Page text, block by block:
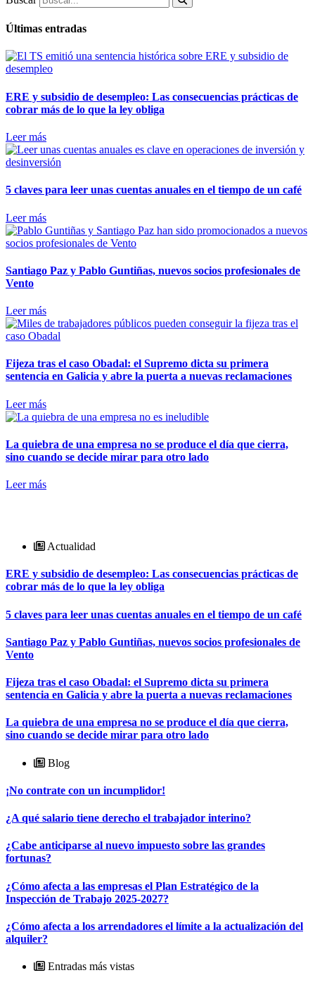
Últimas entradas
ERE y subsidio de desempleo: Las consecuencias prácticas de
cobrar más de lo que la ley obliga
Leer más
5 claves para leer unas cuentas anuales en el tiempo de un café
Leer más
Santiago Paz y Pablo Guntiñas, nuevos socios profesionales de
Vento
Leer más
Fijeza tras el caso Obadal: el Supremo dicta su primera
sentencia en Galicia y abre la puerta a nuevas reclamaciones
Leer más
La quiebra de una empresa no se produce el día que cierra,
sino cuando se decide mirar para otro lado
Leer más
Actualidad
ERE y subsidio de desempleo: Las consecuencias prácticas de
cobrar más de lo que la ley obliga
5 claves para leer unas cuentas anuales en el tiempo de un café
Santiago Paz y Pablo Guntiñas, nuevos socios profesionales de
Vento
Fijeza tras el caso Obadal: el Supremo dicta su primera
sentencia en Galicia y abre la puerta a nuevas reclamaciones
La quiebra de una empresa no se produce el día que cierra,
sino cuando se decide mirar para otro lado
Blog
¡No contrate con un incumplidor!
¿A qué salario tiene derecho el trabajador interino?
¿Cabe anticiparse al nuevo impuesto sobre las grandes
fortunas?
¿Cómo afecta a las empresas el Plan Estratégico de la
Inspección de Trabajo 2025-2027?
¿Cómo afecta a los arrendadores el límite a la actualización del
alquiler?
Entradas más vistas